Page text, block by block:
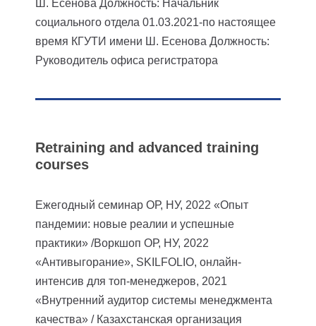
Ш. Есенова Должность: Начальник
социального отдела 01.03.2021-по настоящее
время КГУТИ имени Ш. Есенова Должность:
Руководитель офиса регистратора
Retraining and advanced training
courses
Ежегодный семинар ОР, НУ, 2022 «Опыт
пандемии: новые реалии и успешные
практики» /Воркшоп ОР, НУ, 2022
«Антивыгорание», SKILFOLIO, онлайн-
интенсив для топ-менеджеров, 2021
«Внутренний аудитор системы менеджмента
качества» / Казахстанская организация